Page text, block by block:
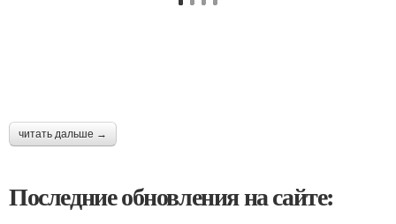
читать дальше →
Последние обновления на сайте: